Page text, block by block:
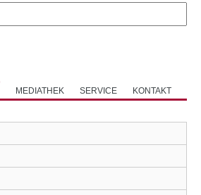
MEDIATHEK SERVICE KONTAKT